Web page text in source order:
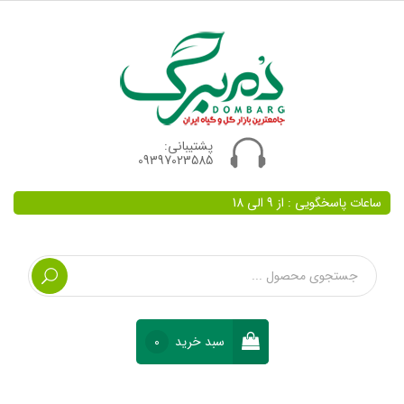
پشتیبانی:
09397023585
ساعات پاسخگویی : از 9 الی 18
سبد خرید 0